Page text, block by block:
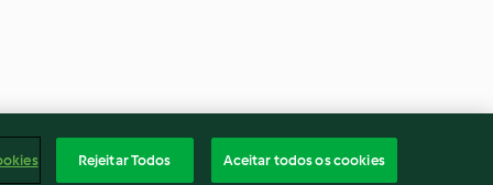
Rejeitar Todos Aceitar todos os cookies